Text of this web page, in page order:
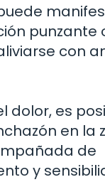
punzante
con
dolor, es
en la
de
y